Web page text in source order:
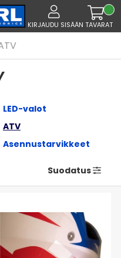
KIRJAUDU SISÄÄN TAVARAT
LED-valot
ATV
Asennustarvikkeet
Suodatus